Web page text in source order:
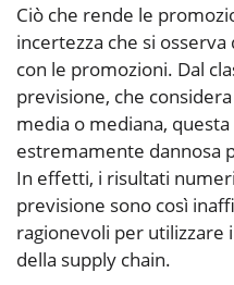
Ciò che rende le
incertezza che si
con le promozioni. Dal
previsione, che
media o mediana,
estremamente dannosa
In effetti, i risultati
previsione sono così
ragionevoli per utilizzare
della supply chain.